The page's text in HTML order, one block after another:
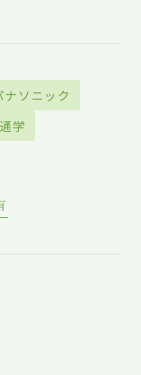
ナソニック
学